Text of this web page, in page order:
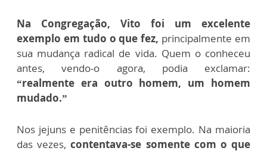
Na Congregação, Vito foi um excelente
exemplo em tudo o que fez, principalmente em
sua mudança radical de vida. Quem o conheceu
antes, vendo-o agora, podia exclamar:
“realmente era outro homem, um homem
mudado.”
Nos jejuns e penitências foi exemplo. Na maioria
das vezes,contentava-se somente com o que